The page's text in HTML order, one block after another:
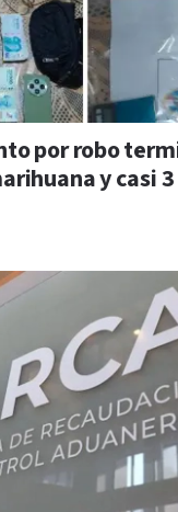
por robo
y casi